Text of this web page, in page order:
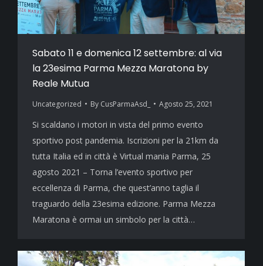
Sabato 11 e domenica 12 settembre: al via
la 23esima Parma Mezza Maratona by
Reale Mutua
Uncategorized By CusParmaAsd_ Agosto 25, 2021
Si scaldano i motori in vista del primo evento
sportivo post pandemia. Iscrizioni per la 21km da
tutta Italia ed in città è Virtual mania Parma, 25
agosto 2021 – Torna l’evento sportivo per
eccellenza di Parma, che quest’anno taglia il
traguardo della 23esima edizione. Parma Mezza
Maratona è ormai un simbolo per la città…